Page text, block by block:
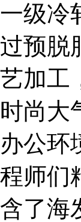
一级冷
过预脱
艺加工
时尚大
办公环
程师们
含了海